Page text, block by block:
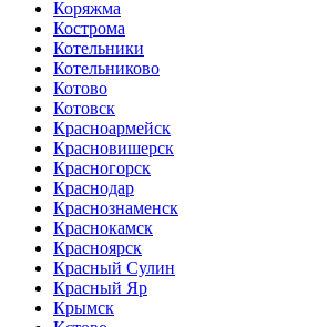
Коряжма
Кострома
Котельники
Котельниково
Котово
Котовск
Красноармейск
Красновишерск
Красногорск
Краснодар
Краснознаменск
Краснокамск
Красноярск
Красный Сулин
Красный Яр
Крымск